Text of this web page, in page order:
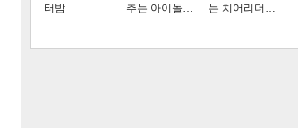
터밤
추는 아이돌…
는 치어리더…